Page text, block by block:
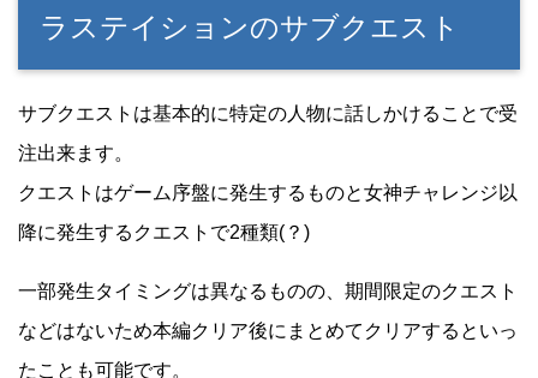
ラステイションのサブクエスト
サブクエストは基本的に特定の人物に話しかけることで受
注出来ます。
クエストはゲーム序盤に発生するものと女神チャレンジ以
降に発生するクエストで2種類(？)
一部発生タイミングは異なるものの、期間限定のクエスト
などはないため本編クリア後にまとめてクリアするといっ
たことも可能です。